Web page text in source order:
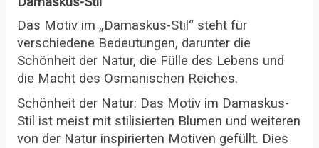
Das Motiv im „Damaskus-Stil“ steht für
verschiedene Bedeutungen, darunter die
Schönheit der Natur, die Fülle des Lebens und
die Macht des Osmanischen Reiches.
Schönheit der Natur: Das Motiv im Damaskus-
Stil ist meist mit stilisierten Blumen und weiteren
von der Natur inspirierten Motiven gefüllt. Dies